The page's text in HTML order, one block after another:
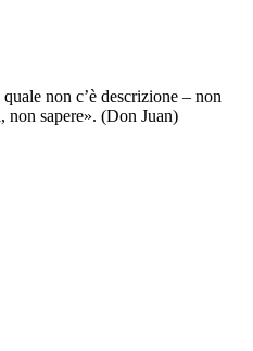
non c’è descrizione – non
non sapere». (Don Juan)